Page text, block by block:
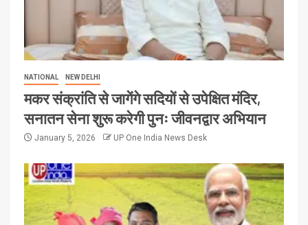
NATIONAL NEW DELHI
मकर संक्रांति से जागेंगे सदियों से उपेक्षित मंदिर,
सनातन सेना शुरू करेगी पुनः जीवनद्वार अभियान
January 5, 2026 UP One India News Desk